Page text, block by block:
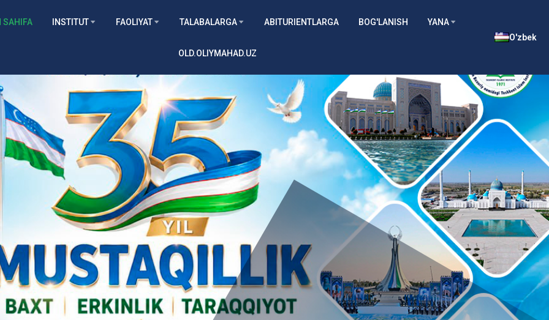
SAHIFA INSTITUT FAOLIYAT TALABALARGA ABITURIENTLARGA BOG'LANISH YANA
OLD.OLIYMAHAD.UZ
O'zbek